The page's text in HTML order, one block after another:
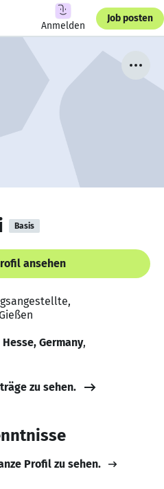
Anmelden
Job posten
Basis
ansehen
Germany,
zu sehen.
Profil zu sehen.